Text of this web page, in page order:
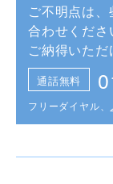
ご不明点は
合わせくださ
ご納得いただ
通話無料
フリーダイヤル、